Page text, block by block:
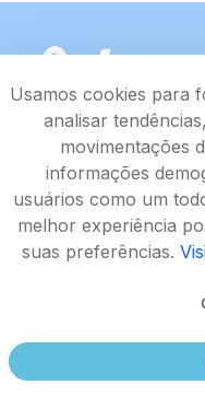
Rodovia João Paulo II,
31630-900
Usamos cookies para
analisar
movimentações
informações
usuários como um
melhor experiência
suas preferências.